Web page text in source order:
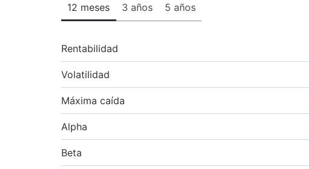
12 meses 3 años 5 años
Rentabilidad
Volatilidad
Máxima caída
Alpha
Beta